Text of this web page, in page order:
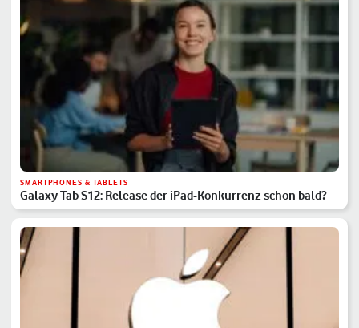
SMARTPHONES & TABLETS
Galaxy Tab S12: Release der iPad-Konkurrenz schon bald?